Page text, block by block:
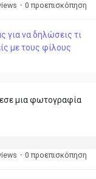
· 0 προεπισκόπηση
για να δηλώσεις τι
με τους φίλους
μια φωτογραφία
· 0 προεπισκόπηση